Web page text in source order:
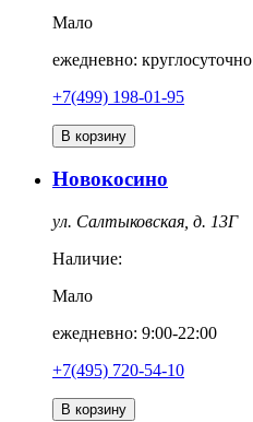
Мало
ежедневно: круглосуточно
+7(499) 198-01-95
В корзину
Новокосино
ул. Салтыковская, д. 13Г
Наличие:
Мало
ежедневно: 9:00-22:00
+7(495) 720-54-10
В корзину